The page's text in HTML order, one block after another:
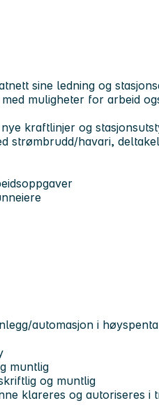
sine ledning og
muligheter for arbeid
kraftlinjer og
strømbrudd/havari,
automasjon i
muntlig
og muntlig
klareres og autoriseres i